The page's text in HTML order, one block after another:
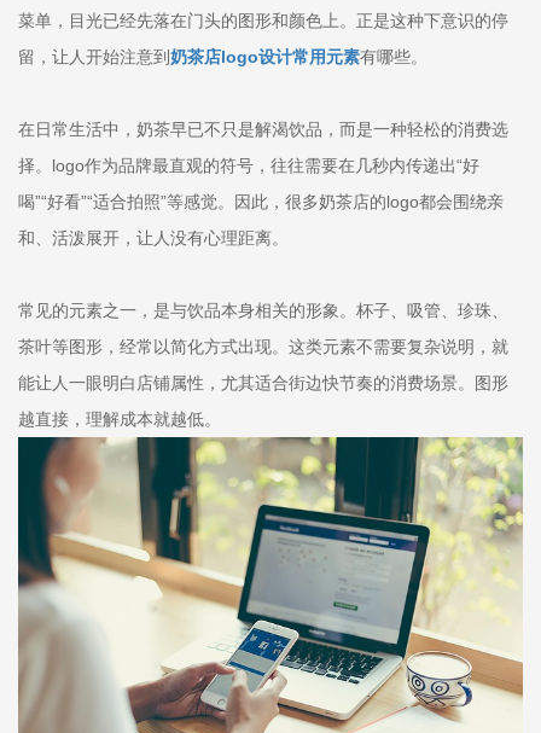
菜单，目光已经先落在门头的图形和颜色上。正是这种下意识的停
留，让人开始注意到 奶茶店logo设计常用元素有哪些。
在日常生活中，奶茶早已不只是解渴饮品，而是一种轻松的消费选
择。logo作为品牌最直观的符号，往往需要在几秒内传递出“好
喝”“好看”“适合拍照”等感觉。因此，很多奶茶店的logo都会围绕亲
和、活泼展开，让人没有心理距离。
常见的元素之一，是与饮品本身相关的形象。杯子、吸管、珍珠、
茶叶等图形，经常以简化方式出现。这类元素不需要复杂说明，就
能让人一眼明白店铺属性，尤其适合街边快节奏的消费场景。图形
越直接，理解成本就越低。